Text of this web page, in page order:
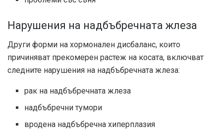
Нарушения на надбъбречната жлеза
Други форми на хормонален дисбаланс, които
причиняват прекомерен растеж на косата, включват
следните нарушения на надбъбречната жлеза:
рак на надбъбречната жлеза
надбъбречни тумори
вродена надбъбречна хиперплазия